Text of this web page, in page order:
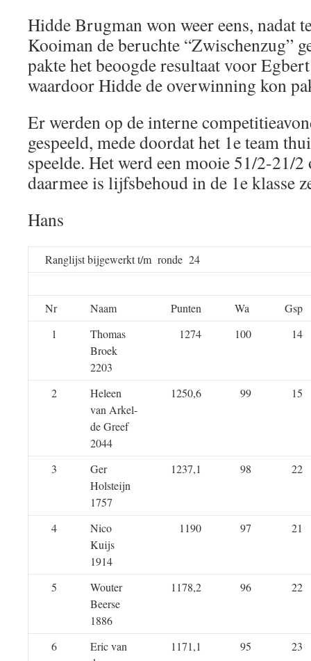
Hidde Brugman won weer eens, nadat
Kooiman de beruchte “Zwischenzug”
pakte het beoogde resultaat voor
waardoor Hidde de overwinning kon
Er werden op de interne
gespeeld, mede doordat het 1e team
speelde. Het werd een mooie 51/2-21/
daarmee is lijfsbehoud in de 1e klasse
Hans
Ranglijst bijgewerkt t/m ronde 24
Nr Naam Punten Wa
Gsp
1
Thomas
Broek
2203
1274 100 14
2
Heleen
van Arkel-
de Greef
2044
1250,6 99 15
3
Ger
Holsteijn
1757
1237,1 98 22
4
Nico
Kuijs
1914
1190 97 21
5
Wouter
Beerse
1886
1178,2 96 22
6
Eric van
1171,1 95 23